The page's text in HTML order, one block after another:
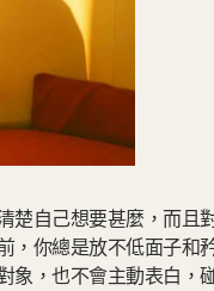
楚自己想要甚麼，而且
，你總是放不低面子和
象，也不會主動表白，